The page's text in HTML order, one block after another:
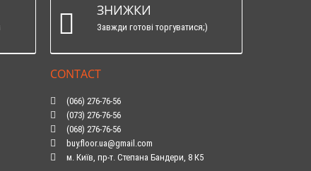
ЗНИЖКИ
Завжди готові торгуватися;)
CONTACT
(066) 276-76-56
(073) 276-76-56
(068) 276-76-56
buy.floor.ua@gmail.com
м. Київ, пр-т. Степана Бандери, 8 К5